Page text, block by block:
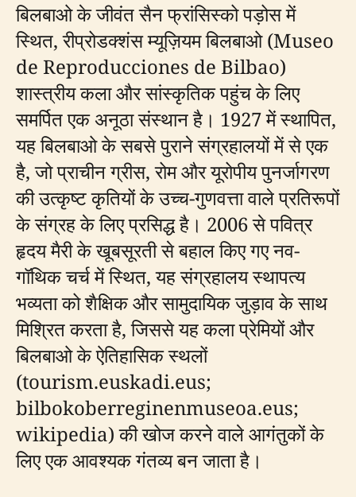
बिलबाओ के जीवंत सैन फ्रांसिस्को पड़ोस में
स्थित, रीप्रोडक्शंस म्यूज़ियम बिलबाओ (Museo
de Reproducciones de Bilbao)
शास्त्रीय कला और सांस्कृतिक पहुंच के लिए
समर्पित एक अनूठा संस्थान है। 1927 में स्थापित,
यह बिलबाओ के सबसे पुराने संग्रहालयों में से एक
है, जो प्राचीन ग्रीस, रोम और यूरोपीय पुनर्जागरण
की उत्कृष्ट कृतियों के उच्च-गुणवत्ता वाले प्रतिरूपों
के संग्रह के लिए प्रसिद्ध है। 2006 से पवित्र
हृदय मैरी के खूबसूरती से बहाल किए गए नव-
गॉथिक चर्च में स्थित, यह संग्रहालय स्थापत्य
भव्यता को शैक्षिक और सामुदायिक जुड़ाव के साथ
मिश्रित करता है, जिससे यह कला प्रेमियों और
बिलबाओ के ऐतिहासिक स्थलों
(tourism.euskadi.eus;
bilbokoberreginenmuseoa.eus;
wikipedia) की खोज करने वाले आगंतुकों के
लिए एक आवश्यक गंतव्य बन जाता है।